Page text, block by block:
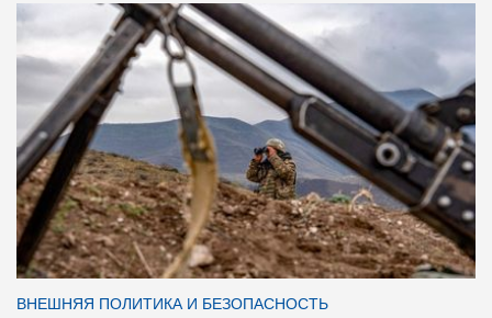
ВНЕШНЯЯ ПОЛИТИКА И БЕЗОПАСНОСТЬ